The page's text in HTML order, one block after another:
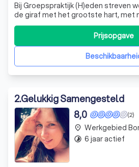
Bij Groepspraktijk (H)eden streven
de giraf met het grootste hart, met
naar jouw situatie te kijken. Onze
gespecialiseerde psychotherapie
kinderen, jongeren, volwassenen,
Centraal in onze benadering staat
Prijsopgave
2.Gelukkig Samengesteld
(2)
8,0
place Werkgebied
timelapse 6 jaar actief